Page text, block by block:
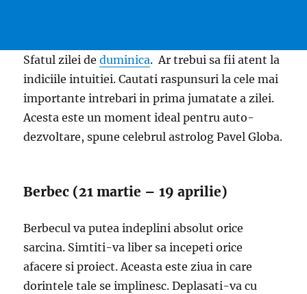
Sfatul zilei deduminica. Ar trebui sa fii atent la
indiciile intuitiei. Cautati raspunsuri la cele mai
importante intrebari in prima jumatate a zilei.
Acesta este un moment ideal pentru auto-
dezvoltare, spune celebrul astrolog Pavel Globa.
Berbec (21 martie – 19 aprilie)
Berbecul va putea indeplini absolut orice
sarcina. Simtiti-va liber sa incepeti orice
afacere si proiect. Aceasta este ziua in care
dorintele tale se implinesc. Deplasati-va cu